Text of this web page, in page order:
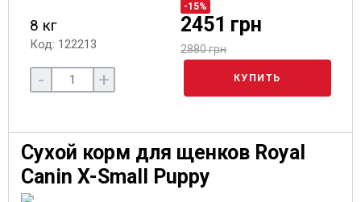
8 кг
Код: 122213
-15%
2451 грн
2880 грн
- + КУПИТЬ
Сухой корм для щенков Royal
Canin X-Small Puppy